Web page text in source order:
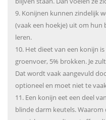
9. Konijnen kunnen zindelijk
(vaak een hoekje) uit om hun
leren.
10. Het dieet van een konijn
groenvoer, 5% brokken. Je
Dat wordt vaak aangevuld
optioneel en moet niet te
11. Een konijn eet een deel
blinde darm keutels.